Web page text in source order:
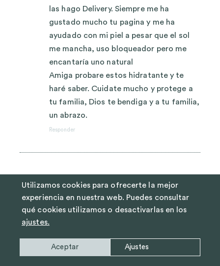
las hago Delivery. Siempre me ha
gustado mucho tu pagina y me ha
ayudado con mi piel a pesar que el sol
me mancha, uso bloqueador pero me
encantaría uno natural
Amiga probare estos hidratante y te
haré saber. Cuidate mucho y protege a
tu familia, Dios te bendiga y a tu familia,
un abrazo.
Responder
Yolanda dice:
Responder
Utilizamos cookies para ofrecerte la mejor
experiencia en nuestra web. Puedes consultar
qué cookies utilizamos o desactivarlas en los
ajustes.
Aceptar Ajustes